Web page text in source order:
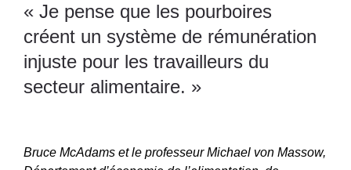
« Je pense que les pourboires
créent un système de rémunération
injuste pour les travailleurs du
secteur alimentaire. »
Bruce McAdams et le professeur Michael von Massow,